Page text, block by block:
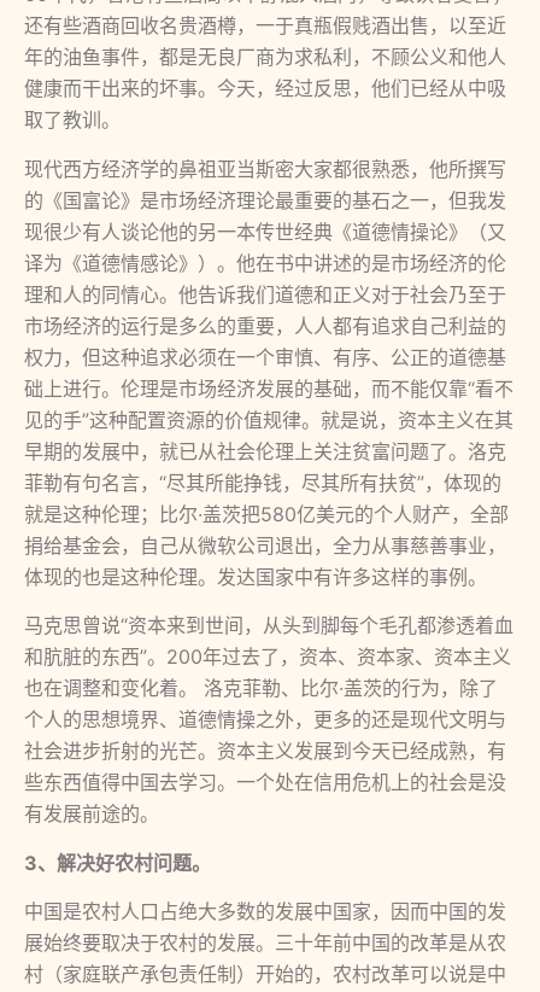
还有些酒商回收名贵酒樽，一于真瓶假贱酒出售，以至近
年的油鱼事件，都是无良厂商为求私利，不顾公义和他人
健康而干出来的坏事。今天，经过反思，他们已经从中吸
取了教训。
现代西方经济学的鼻祖亚当斯密大家都很熟悉，他所撰写
的《国富论》是市场经济理论最重要的基石之一，但我发
现很少有人谈论他的另一本传世经典《道德情操论》（又
译为《道德情感论》）。他在书中讲述的是市场经济的伦
理和人的同情心。他告诉我们道德和正义对于社会乃至于
市场经济的运行是多么的重要，人人都有追求自己利益的
权力，但这种追求必须在一个审慎、有序、公正的道德基
础上进行。伦理是市场经济发展的基础，而不能仅靠“看不
见的手”这种配置资源的价值规律。就是说，资本主义在其
早期的发展中，就已从社会伦理上关注贫富问题了。洛克
菲勒有句名言，“尽其所能挣钱，尽其所有扶贫”，体现的
就是这种伦理；比尔·盖茨把580亿美元的个人财产，全部
捐给基金会，自己从微软公司退出，全力从事慈善事业，
体现的也是这种伦理。发达国家中有许多这样的事例。
马克思曾说“资本来到世间，从头到脚每个毛孔都渗透着血
和肮脏的东西”。200年过去了，资本、资本家、资本主义
也在调整和变化着。 洛克菲勒、比尔·盖茨的行为，除了
个人的思想境界、道德情操之外，更多的还是现代文明与
社会进步折射的光芒。资本主义发展到今天已经成熟，有
些东西值得中国去学习。一个处在信用危机上的社会是没
有发展前途的。
3、解决好农村问题。
中国是农村人口占绝大多数的发展中国家，因而中国的发
展始终要取决于农村的发展。三十年前中国的改革是从农
村（家庭联产承包责任制）开始的，农村改革可以说是中